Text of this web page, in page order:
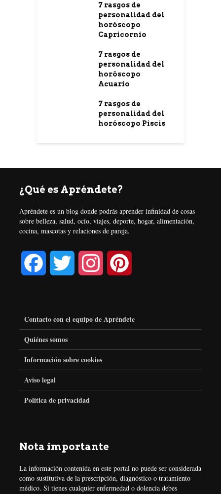
7 rasgos de
personalidad del
horóscopo
Capricornio
7 rasgos de
personalidad del
horóscopo
Acuario
7 rasgos de
personalidad del
horóscopo Piscis
¿Qué es Apréndete?
Apréndete es un blog donde podrás aprender infinidad de cosas
sobre belleza, salud, ocio, viajes, deporte, hogar, alimentación,
cocina, mascotas y relaciones de pareja.
e
b
o
t
Contacto con el equipo de Apréndete
Quiénes somos
Información sobre cookies
Aviso legal
Política de privacidad
Nota importante
La información contenida en este portal no puede ser considerada
como sustitutiva de la prescripción, diagnóstico o tratamiento
médico. Si tienes cualquier enfermedad o dolencia debes